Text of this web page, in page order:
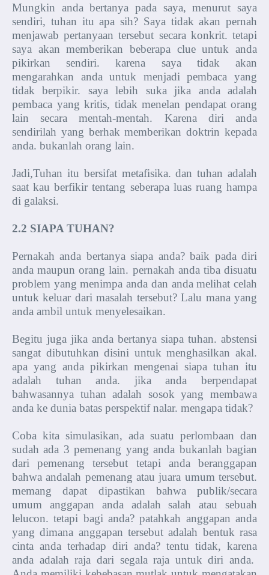
Mungkin anda bertanya pada saya, menurut saya
sendiri, tuhan itu apa sih? Saya tidak akan pernah
menjawab pertanyaan tersebut secara konkrit. tetapi
saya akan memberikan beberapa clue untuk anda
pikirkan sendiri. karena saya tidak akan
mengarahkan anda untuk menjadi pembaca yang
tidak berpikir. saya lebih suka jika anda adalah
pembaca yang kritis, tidak menelan pendapat orang
lain secara mentah-mentah. Karena diri anda
sendirilah yang berhak memberikan doktrin kepada
anda. bukanlah orang lain.
Jadi,Tuhan itu bersifat metafisika. dan tuhan adalah
saat kau berfikir tentang seberapa luas ruang hampa
di galaksi.
2.2 SIAPA TUHAN?
Pernakah anda bertanya siapa anda? baik pada diri
anda maupun orang lain. pernakah anda tiba disuatu
problem yang menimpa anda dan anda melihat celah
untuk keluar dari masalah tersebut? Lalu mana yang
anda ambil untuk menyelesaikan.
Begitu juga jika anda bertanya siapa tuhan. abstensi
sangat dibutuhkan disini untuk menghasilkan akal.
apa yang anda pikirkan mengenai siapa tuhan itu
adalah tuhan anda. jika anda berpendapat
bahwasannya tuhan adalah sosok yang membawa
anda ke dunia batas perspektif nalar. mengapa tidak?
Coba kita simulasikan, ada suatu perlombaan dan
sudah ada 3 pemenang yang anda bukanlah bagian
dari pemenang tersebut tetapi anda beranggapan
bahwa andalah pemenang atau juara umum tersebut.
memang dapat dipastikan bahwa publik/secara
umum anggapan anda adalah salah atau sebuah
lelucon. tetapi bagi anda? patahkah anggapan anda
yang dimana anggapan tersebut adalah bentuk rasa
cinta anda terhadap diri anda? tentu tidak, karena
anda adalah raja dari segala raja untuk diri anda.